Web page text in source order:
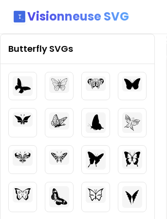
Visionneuse SVG
Butterfly SVGs